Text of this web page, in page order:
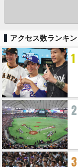
アクセス数ランキ
1
2
3